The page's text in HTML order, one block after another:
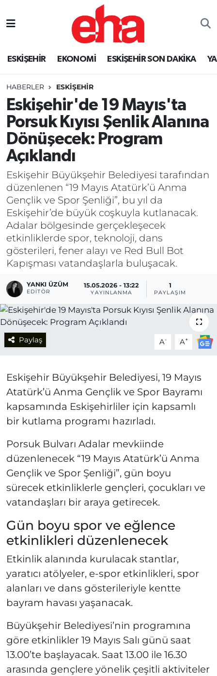
ESKİŞEHİR EKONOMİ ESKİŞEHİR SON DAKİKA
HABERLER ESKİŞEHİR
Eskişehir'de 19 Mayıs'ta
Porsuk Kıyısı Şenlik Alanına
Dönüşecek: Program
Açıklandı
Eskişehir Büyükşehir Belediyesi tarafından
düzenlenen “19 Mayıs Atatürk’ü Anma
Gençlik ve Spor Şenliği”, bu yıl da
Eskişehir’de büyük coşkuyla kutlanacak.
Adalar bölgesinde gerçekleşecek
etkinliklerde spor, teknoloji, dans
gösterileri, fener alayı ve Red Bull Bot
Kapışması vatandaşlarla buluşacak.
YANKI ÜZÜM
EDITÖR
15.05.2026 - 13:22
YAYINLANMA
1
PAYLAŞIM
Paylaş A- A+
Eskişehir Büyükşehir Belediyesi, 19 Mayıs
Atatürk’ü Anma Gençlik ve Spor Bayramı
kapsamında Eskişehirliler için kapsamlı
bir kutlama programı hazırladı.
Porsuk Bulvarı Adalar mevkiinde
düzenlenecek “19 Mayıs Atatürk’ü Anma
Gençlik ve Spor Şenliği”, gün boyu
sürecek etkinliklerle gençleri, çocukları ve
vatandaşları bir araya getirecek.
Gün boyu spor ve eğlence
etkinlikleri düzenlenecek
Etkinlik alanında kurulacak stantlar,
yaratıcı atölyeler, e-spor etkinlikleri, spor
alanları ve dans gösterileriyle kentte
bayram havası yaşanacak.
Büyükşehir Belediyesi’nin programına
göre etkinlikler 19 Mayıs Salı günü saat
13.00’te başlayacak. Saat 13.00 ile 16.30
arasında gençlere yönelik çeşitli aktiviteler